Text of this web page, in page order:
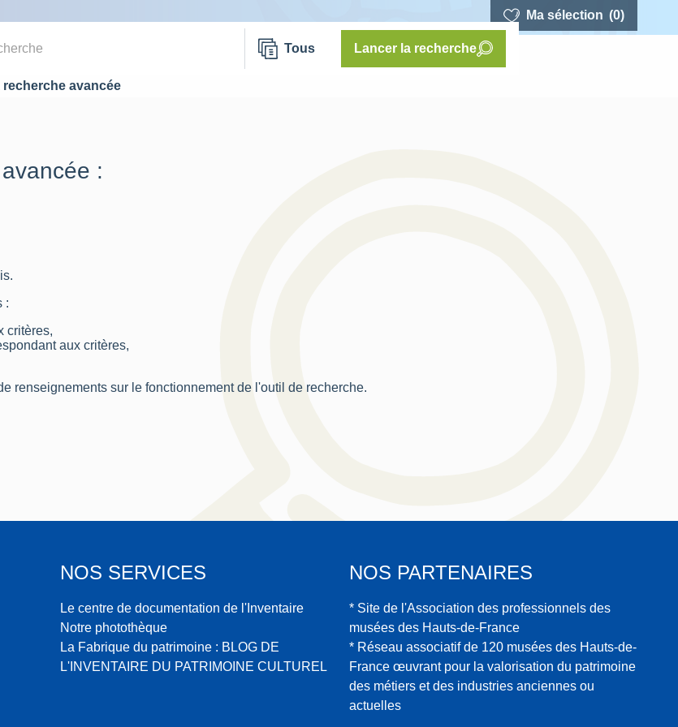
Ma sélection (0)
Tous Lancer la recherche
recherche avancée
:
:
critères,
aux critères,
renseignements sur le fonctionnement de l'outil de recherche.
NOS SERVICES
Le centre de documentation de l'Inventaire
Notre photothèque
La Fabrique du patrimoine : BLOG DE
L'INVENTAIRE DU PATRIMOINE CULTUREL
NOS PARTENAIRES
* Site de l'Association des professionnels des
musées des Hauts-de-France
* Réseau associatif de 120 musées des Hauts-de-
France œuvrant pour la valorisation du patrimoine
des métiers et des industries anciennes ou
actuelles